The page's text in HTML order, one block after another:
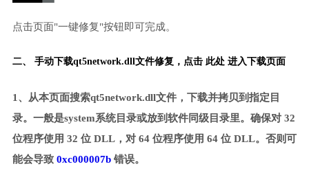
点击页面"一键修复"按钮即可完成。
二、 手动下载qt5network.dll文件修复， 点击 此处 进入下载页面
1、从本页面搜索qt5network.dll文件，下载并拷贝到指定目
录。一般是system系统目录或放到软件同级目录里。确保对 32
位程序使用 32 位 DLL，对 64 位程序使用 64 位 DLL。否则可
能会导致 0xc000007b错误。